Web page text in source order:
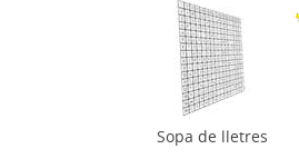
Sopa de lletres